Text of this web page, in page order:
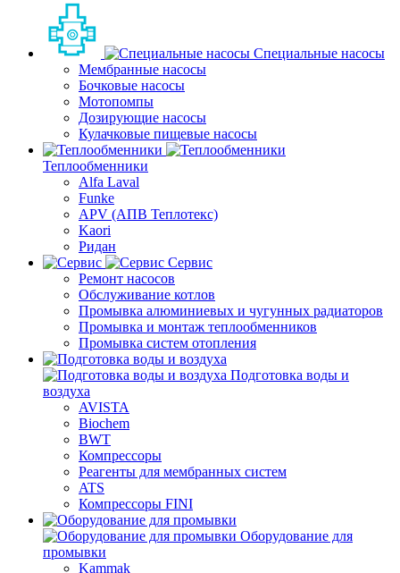
Специальные насосы
Мембранные насосы
Бочковые насосы
Мотопомпы
Дозирующие насосы
Кулачковые пищевые насосы
Теплообменники
Alfa Laval
Funke
APV (АПВ Теплотекс)
Kaori
Ридан
Сервис
Ремонт насосов
Обслуживание котлов
Промывка алюминиевых и чугунных радиаторов
Промывка и монтаж теплообменников
Промывка систем отопления
Подготовка воды и
воздуха
AVISTA
Biochem
BWT
Компрессоры
Реагенты для мембранных систем
ATS
Компрессоры FINI
Оборудование для
промывки
Kammak